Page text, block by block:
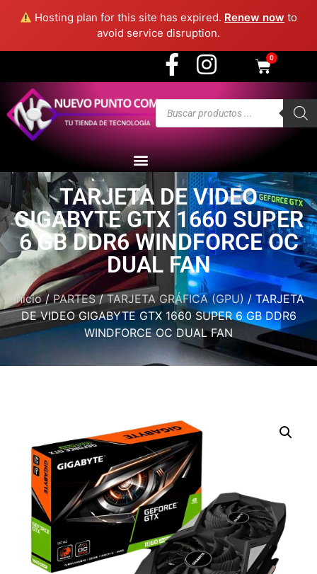
Hosting plan for this site has expired. Renew now to
avoid service disruption.
- Medellín
0
TARJETA DE VIDEO
GIGABYTE GTX 1660 SUPER
6 GB DDR6 WINDFORCE OC
DUAL FAN
Inicio/PARTES/TARJETA GRÁFICA (GPU)/ TARJETA
DE VIDEO GIGABYTE GTX 1660 SUPER 6 GB DDR6
WINDFORCE OC DUAL FAN